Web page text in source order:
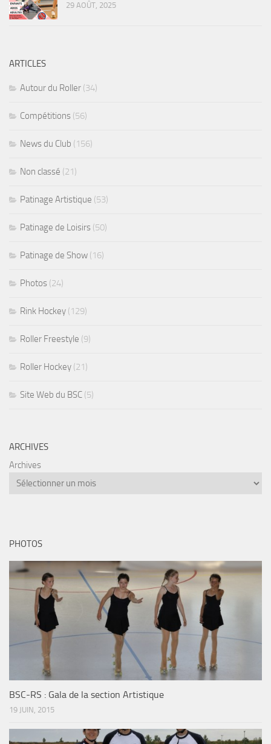
29 AOÛT, 2025
ARTICLES
Autour du Roller (34)
Compétitions (56)
News du Club (156)
Non classé (21)
Patinage Artistique (53)
Patinage de Loisirs (50)
Patinage de Show (16)
Photos (24)
Rink Hockey (129)
Roller Freestyle (9)
Roller Hockey (21)
Site Web du BSC (5)
ARCHIVES
Archives
PHOTOS
BSC-RS : Gala de la section Artistique
19 JUIN, 2015